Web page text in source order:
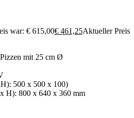
war: € 615,00€ 461,25Aktueller Preis
mit 25 cm Ø
500 x 500 x 100)
H): 800 x 640 x 360 mm